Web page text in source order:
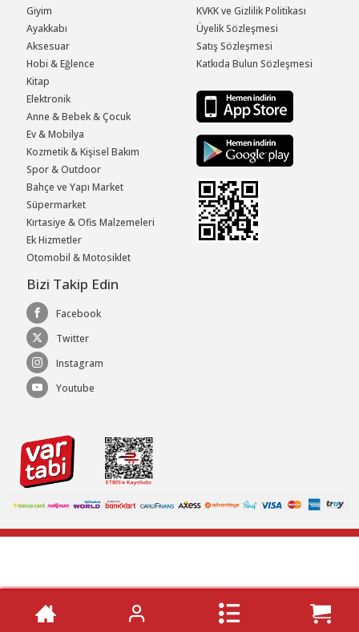
Giyim
Ayakkabı
Aksesuar
Hobi & Eğlence
Kitap
Elektronik
Anne & Bebek & Çocuk
Ev & Mobilya
Kozmetik & Kişisel Bakım
Spor & Outdoor
Bahçe ve Yapı Market
Süpermarket
Kırtasiye & Ofis Malzemeleri
Ek Hizmetler
Otomobil & Motosiklet
KVKK ve Gizlilik Politikası
Üyelik Sözleşmesi
Satış Sözleşmesi
Katkıda Bulun Sözleşmesi
Bizi Takip Edin
Facebook
Twitter
Instagram
Youtube